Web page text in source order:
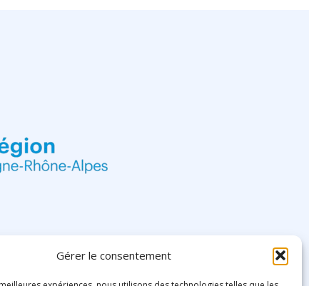
Gérer le consentement